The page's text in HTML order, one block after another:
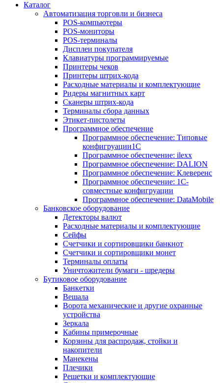
Каталог
Автоматизация торговли и бизнеса
POS-компьютеры
POS-мониторы
POS-терминалы
Дисплеи покупателя
Клавиатуры программируемые
Принтеры чеков
Принтеры штрих-кода
Расходные материалы и комплектующие
Ридеры магнитных карт
Сканеры штрих-кода
Терминалы сбора данных
Этикет-пистолеты
Программное обеспечение
Программное обеспечение: Типовые
конфигруации1С
Программное обеспечение: ilexx
Программное обеспечение: DALION
Программное обеспечение: Клеверенс
Программное обеспечение: 1С-
совместные конфигруации
Программное обеспечение: DataMobile
Банковское оборудование
Детекторы валют
Расходные материалы и комплектующие
Сейфы
Счетчики и сортировщики банкнот
Счетчики и сортировщики монет
Терминалы оплаты
Уничтожители бумаги - шредеры
Бутиковое оборудование
Банкетки
Вешала
Ворота механические и другие охранные
устройства
Зеркала
Кабины примерочные
Корзины для распродаж, стойки и
накопители
Манекены
Плечики
Решетки и комплектующие